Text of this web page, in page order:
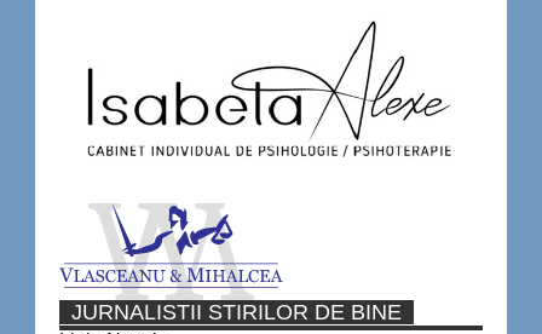
JURNALISTII STIRILOR DE BINE